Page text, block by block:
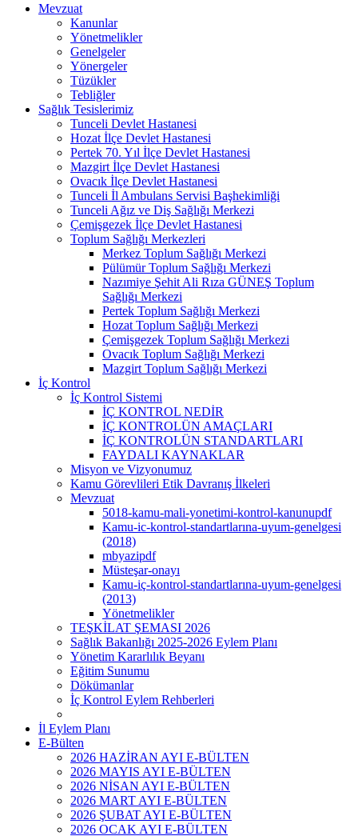
Mevzuat
Kanunlar
Yönetmelikler
Genelgeler
Yönergeler
Tüzükler
Tebliğler
Sağlık Tesislerimiz
Tunceli Devlet Hastanesi
Hozat İlçe Devlet Hastanesi
Pertek 70. Yıl İlçe Devlet Hastanesi
Mazgirt İlçe Devlet Hastanesi
Ovacık İlçe Devlet Hastanesi
Tunceli İl Ambulans Servisi Başhekimliği
Tunceli Ağız ve Diş Sağlığı Merkezi
Çemişgezek İlçe Devlet Hastanesi
Toplum Sağlığı Merkezleri
Merkez Toplum Sağlığı Merkezi
Pülümür Toplum Sağlığı Merkezi
Nazımiye Şehit Ali Rıza GÜNEŞ Toplum
Sağlığı Merkezi
Pertek Toplum Sağlığı Merkezi
Hozat Toplum Sağlığı Merkezi
Çemişgezek Toplum Sağlığı Merkezi
Ovacık Toplum Sağlığı Merkezi
Mazgirt Toplum Sağlığı Merkezi
İç Kontrol
İç Kontrol Sistemi
İÇ KONTROL NEDİR
İÇ KONTROLÜN AMAÇLARI
İÇ KONTROLÜN STANDARTLARI
FAYDALI KAYNAKLAR
Misyon ve Vizyonumuz
Kamu Görevlileri Etik Davranış İlkeleri
Mevzuat
5018-kamu-mali-yonetimi-kontrol-kanunupdf
Kamu-ic-kontrol-standartlarına-uyum-genelgesi
(2018)
mbyazipdf
Müsteşar-onayı
Kamu-iç-kontrol-standartlarına-uyum-genelgesi
(2013)
Yönetmelikler
TEŞKİLAT ŞEMASI 2026
Sağlık Bakanlığı 2025-2026 Eylem Planı
Yönetim Kararlılık Beyanı
Eğitim Sunumu
Dökümanlar
İç Kontrol Eylem Rehberleri
İl Eylem Planı
E-Bülten
2026 HAZİRAN AYI E-BÜLTEN
2026 MAYIS AYI E-BÜLTEN
2026 NİSAN AYI E-BÜLTEN
2026 MART AYI E-BÜLTEN
2026 ŞUBAT AYI E-BÜLTEN
2026 OCAK AYI E-BÜLTEN